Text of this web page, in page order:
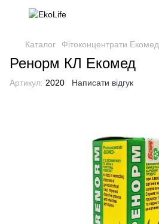
Каталог Фітоконцентрати Екомед
Ренорм КЛ Екомед
Артикул: 2020 Написати відгук